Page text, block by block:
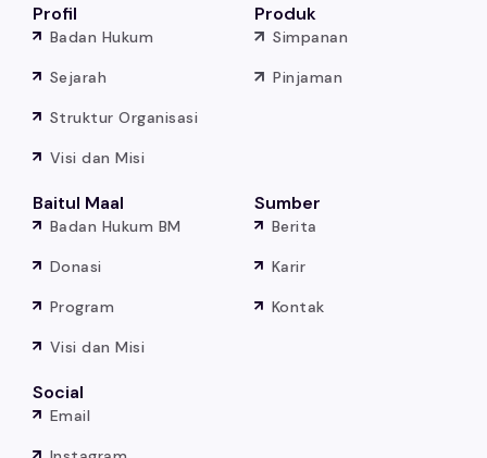
Profil
Badan Hukum
Sejarah
Struktur Organisasi
Visi dan Misi
Produk
Simpanan
Pinjaman
Baitul Maal
Badan Hukum BM
Donasi
Program
Visi dan Misi
Sumber
Berita
Karir
Kontak
Social
Email